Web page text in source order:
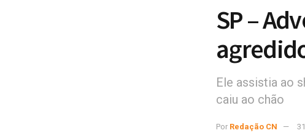
SP –
Ele assistia ao
caiu ao chão
Por Redação CN